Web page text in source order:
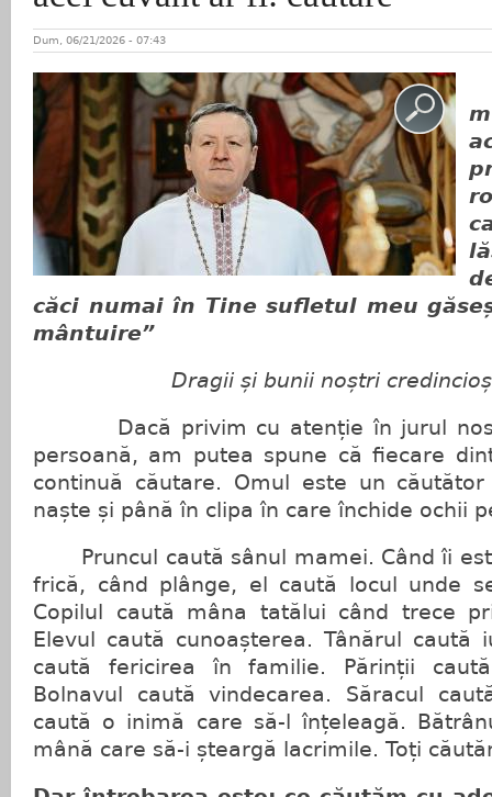
Dum, 06/21/2026 - 07:43
căci numai în Tine sufletul meu
mântuire”
Dragii și bunii noștri
Dacă privim cu atenție în jurul
persoană, am putea spune că fiecare
continuă căutare. Omul este un
naște și până în clipa în care închide ochii
Pruncul caută sânul mamei. Când îi
frică, când plânge, el caută locul unde
Copilul caută mâna tatălui când trece
Elevul caută cunoașterea. Tânărul caută
caută fericirea în familie. Părinții
Bolnavul caută vindecarea. Săracul
caută o inimă care să-l înțeleagă.
mână care să-i șteargă lacrimile. Toți